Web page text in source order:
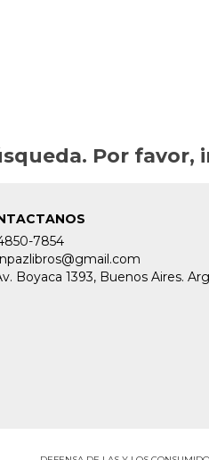
Por
7854
Boyaca 1393, Buenos Aires.